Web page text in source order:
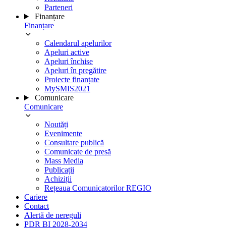
Parteneri
Finanțare
Finanțare
Calendarul apelurilor
Apeluri active
Apeluri închise
Apeluri în pregătire
Proiecte finanțate
MySMIS2021
Comunicare
Comunicare
Noutăți
Evenimente
Consultare publică
Comunicate de presă
Mass Media
Publicații
Achiziții
Rețeaua Comunicatorilor REGIO
Cariere
Contact
Alertă de nereguli
PDR BI 2028-2034